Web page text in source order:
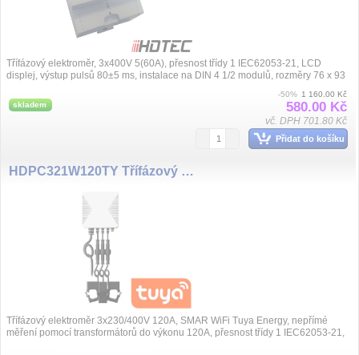
Třífázový elektroměr, 3x400V 5(60A), přesnost třídy 1 IEC62053-21, LCD
displej, výstup pulsů 80±5 ms, instalace na DIN 4 1/2 modulů, rozměry 76 x 93
skladem
-50% 1 160.00 Kč
580.00 Kč
vč. DPH 701.80 Kč
Přidat do košíku
HDPC321W120TY Třífázový elektroměr, 3X230/400VA, 120A
Třífázový elektroměr 3x230/400V 120A, SMAR WiFi Tuya Energy, nepřímé
měření pomocí transformátorů do výkonu 120A, přesnost třídy 1 IEC62053-21,